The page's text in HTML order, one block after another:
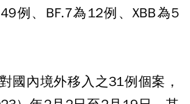
例、BF.7為12例、XBB為5
國內境外移入之31例個案，